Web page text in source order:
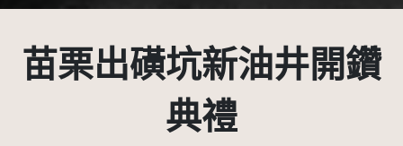
苗栗出磺坑新油井開鑽
典禮